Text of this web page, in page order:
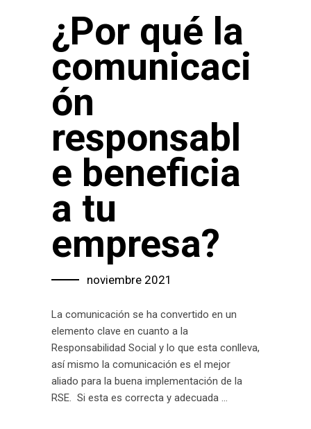
¿Por qué la
comunicaci
ón
responsabl
e beneficia
a tu
empresa?
noviembre 2021
La comunicación se ha convertido en un
elemento clave en cuanto a la
Responsabilidad Social y lo que esta conlleva,
así mismo la comunicación es el mejor
aliado para la buena implementación de la
RSE. Si esta es correcta y adecuada